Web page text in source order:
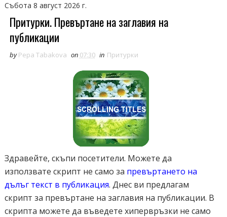
Събота 8 август 2026 г.
Притурки. Превъртане на заглавия на
публикации
by Pepa Tabakova on 07:30 in Притурки
Здравейте, скъпи посетители. Можете да
използвате скрипт не само за превъртането на
дълъг текст в публикация. Днес ви предлагам
скрипт за превъртане на заглавия на публикации. В
скрипта можете да въведете хипервръзки не само